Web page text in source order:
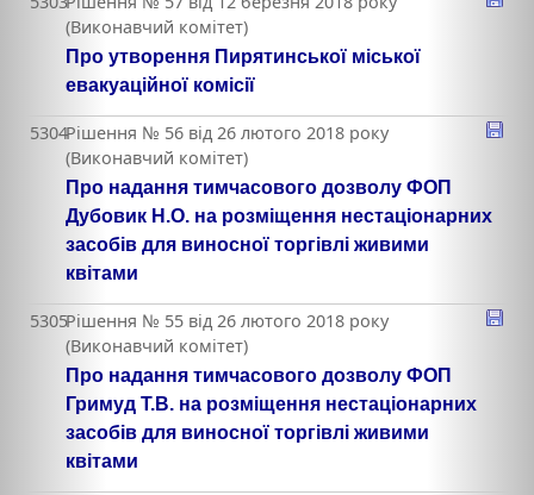
(Виконавчий комітет)
Про утворення Пирятинської міської
евакуаційної комісії
5304Рішення № 56 від 26 лютого 2018 року
(Виконавчий комітет)
Про надання тимчасового дозволу ФОП
Дубовик Н.О. на розміщення нестаціонарних
засобів для виносної торгівлі живими
квітами
5305Рішення № 55 від 26 лютого 2018 року
(Виконавчий комітет)
Про надання тимчасового дозволу ФОП
Гримуд Т.В. на розміщення нестаціонарних
засобів для виносної торгівлі живими
квітами